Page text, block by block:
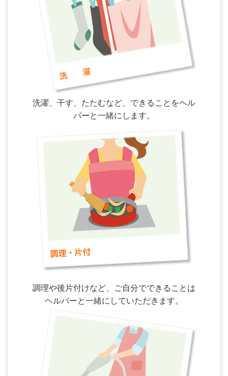
洗濯、干す、たたむなど、できることをヘル
パーと一緒にします。
調理や後片付けなど、ご自分でできることは
ヘルパーと一緒にしていただきます。